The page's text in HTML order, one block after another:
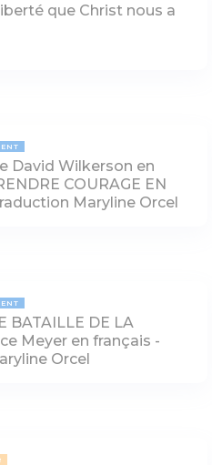
que Christ nous a
David Wilkerson en
COURAGE EN
Maryline Orcel
BATAILLE DE LA
Meyer en français -
Orcel